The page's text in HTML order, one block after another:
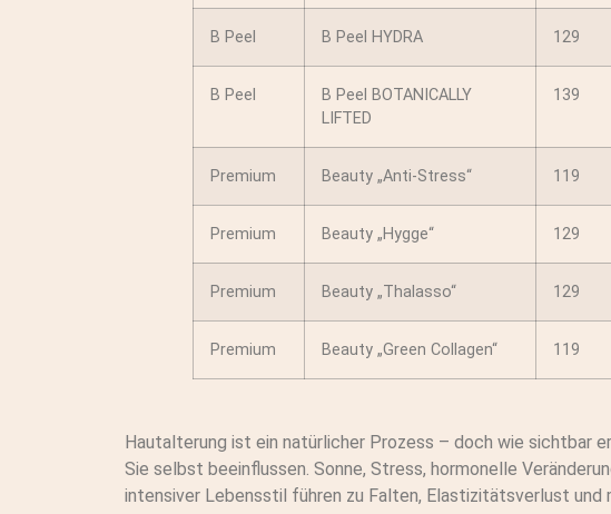
B Peel B Peel HYDRA 129
B Peel
B Peel BOTANICALLY
LIFTED
139
Premium Beauty „Anti-Stress“ 119
Premium Beauty „Hygge“ 129
Premium Beauty „Thalasso“ 129
Premium Beauty „Green Collagen“ 119
Hautalterung ist ein natürlicher Prozess – doch wie sichtbar
Sie selbst beeinflussen. Sonne, Stress, hormonelle
intensiver Lebensstil führen zu Falten, Elastizitätsverlust und